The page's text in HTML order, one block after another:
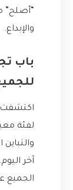
“أصلح”
والإبداع.
باب
اكتشفت
لفئة
آخر
الجميع